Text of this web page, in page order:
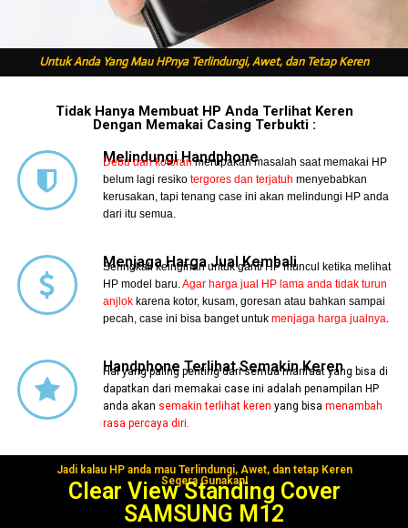
Untuk Anda Yang Mau HPnya Terlindungi, Awet, dan Tetap Keren
Tidak Hanya Membuat HP Anda Terlihat Keren
Dengan Memakai Casing Terbukti :
Melindungi Handphone
Debu dan kotoran merupakan masalah saat memakai HP
belum lagi resiko tergores dan terjatuh menyebabkan
kerusakan, tapi tenang case ini akan melindungi HP anda
dari itu semua.
Menjaga Harga Jual Kembali
Seringkali keinginan untuk ganti HP muncul ketika melihat
HP model baru.Agar harga jual HP lama anda tidak turun
anjlok karena kotor, kusam, goresan atau bahkan sampai
pecah, case ini bisa banget untukmenjaga harga jualnya.
Handphone Terlihat Semakin Keren
Hal yang paling penting dari semua manfaat yang bisa di
dapatkan dari memakai case ini adalah penampilan HP
anda akan semakin terlihat keren yang bisamenambah
rasa percaya diri.
Jadi kalau HP anda mau Terlindungi, Awet, dan tetap Keren
Segera Gunakan!
Clear View Standing Cover
SAMSUNG M12